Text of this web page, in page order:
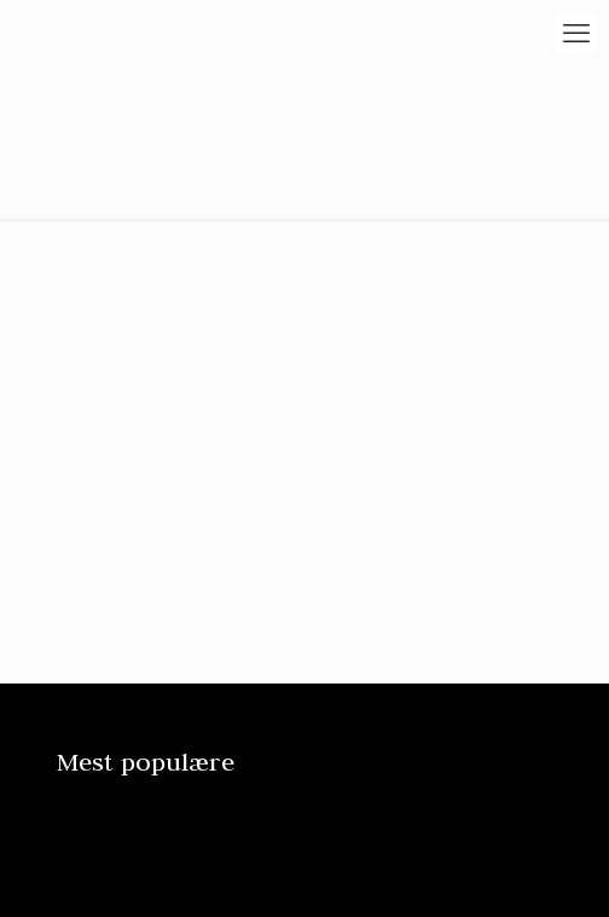
Mest populære